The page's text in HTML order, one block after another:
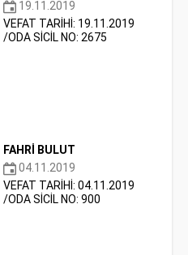
19.11.2019
VEFAT TARİHİ: 19.11.2019
/ODA SİCİL NO: 2675
FAHRİ BULUT
04.11.2019
VEFAT TARİHİ: 04.11.2019
/ODA SİCİL NO: 900